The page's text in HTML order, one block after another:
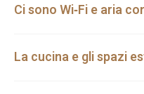
Ci sono Wi‑Fi e aria
La cucina e gli spazi